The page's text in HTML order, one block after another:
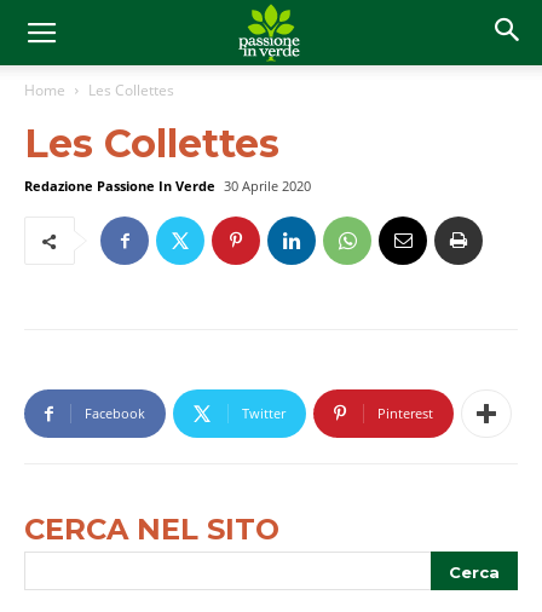
Home Les Collettes
Les Collettes
Redazione Passione In Verde 30 Aprile 2020
Facebook Twitter Pinterest
CERCA NEL SITO